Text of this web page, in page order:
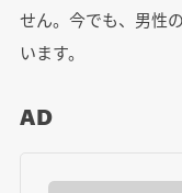
せん。今でも、男性
います。
AD